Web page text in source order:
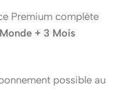
Premium complète
+ 3 Mois
possible au